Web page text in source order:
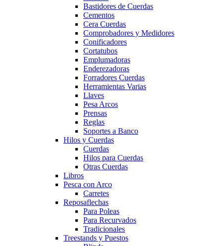
Bastidores de Cuerdas
Cementos
Cera Cuerdas
Comprobadores y Medidores
Conificadores
Cortatubos
Emplumadoras
Enderezadoras
Forradores Cuerdas
Herramientas Varias
Llaves
Pesa Arcos
Prensas
Reglas
Soportes a Banco
Hilos y Cuerdas
Cuerdas
Hilos para Cuerdas
Otras Cuerdas
Libros
Pesca con Arco
Carretes
Reposaflechas
Para Poleas
Para Recurvados
Tradicionales
Treestands y Puestos